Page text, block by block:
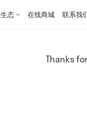
生态 在线商城 联系我
Thanks